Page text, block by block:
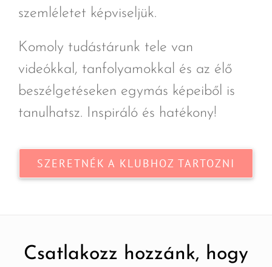
szemléletet képviseljük.
Komoly tudástárunk tele van
videókkal, tanfolyamokkal és az élő
beszélgetéseken egymás képeiből is
tanulhatsz. Inspiráló és hatékony!
SZERETNÉK A KLUBHOZ TARTOZNI
Csatlakozz hozzánk, hogy